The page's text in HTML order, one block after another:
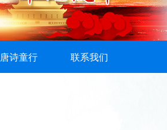
唐诗童行 联系我们